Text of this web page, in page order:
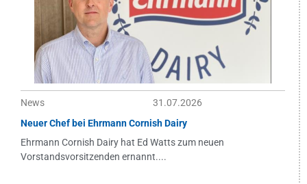
News
31.07.2026
Neuer Chef bei Ehrmann Cornish Dairy
Ehrmann Cornish Dairy hat Ed Watts zum neuen
Vorstandsvorsitzenden ernannt....